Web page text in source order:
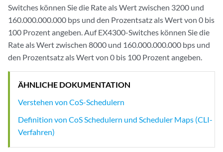
Switches können Sie die Rate als Wert zwischen 3200 und
160.000.000.000 bps und den Prozentsatz als Wert von 0 bis
100 Prozent angeben. Auf EX4300-Switches können Sie die
Rate als Wert zwischen 8000 und 160.000.000.000 bps und
den Prozentsatz als Wert von 0 bis 100 Prozent angeben.
ÄHNLICHE DOKUMENTATION
Verstehen von CoS-Schedulern
Definition von CoS Schedulern und Scheduler Maps (CLI-
Verfahren)